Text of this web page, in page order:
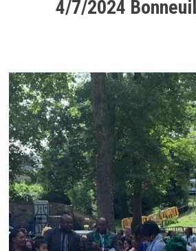
4/7/2024